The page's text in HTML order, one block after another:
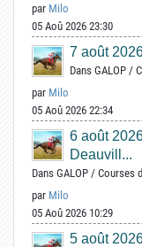
par Milo
05 Aoû 2026 23:30
7 août
Dans GALOP /
par Milo
05 Aoû 2026 22:34
6 août
Deauvill...
Dans GALOP / Courses
par Milo
05 Aoû 2026 10:29
5 août